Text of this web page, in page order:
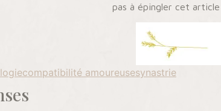
pas à épingler cet
compatibilité amoureusesynastrie